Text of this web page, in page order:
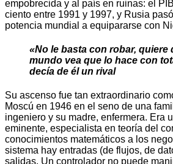
empobrecida y al país en ruinas: el
ciento entre 1991 y 1997, y Rusia
potencia mundial a equipararse con
«No le basta con robar, quiere
mundo vea que lo hace con
decía de él un rival
Su ascenso fue tan extraordinario
Moscú en 1946 en el seno de una
ingeniero y su madre, enfermera. Era
eminente, especialista en teoría del
conocimientos matemáticos a los
sistema hay entradas (de flujos, de
salidas. Un controlador no puede